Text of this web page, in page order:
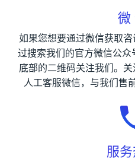
微
如果您想要通过微信获取
过搜索我们的官方微信公众
底部的二维码关注我们。
人工客服微信，与我们售
服